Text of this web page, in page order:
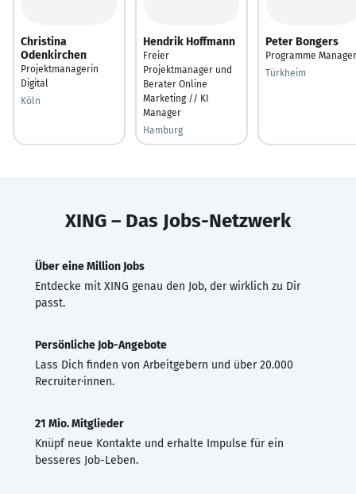
Christina
Odenkirchen
Projektmanagerin
Digital
Köln
Hendrik Hoffmann
Freier
Projektmanager und
Berater Online
Marketing // KI
Manager
Hamburg
Peter Bongers
Programme Manager
Türkheim
XING – Das Jobs-Netzwerk
Über eine Million Jobs
Entdecke mit XING genau den Job, der wirklich zu Dir
passt.
Persönliche Job-Angebote
Lass Dich finden von Arbeitgebern und über 20.000
Recruiter·innen.
21 Mio. Mitglieder
Knüpf neue Kontakte und erhalte Impulse für ein
besseres Job-Leben.